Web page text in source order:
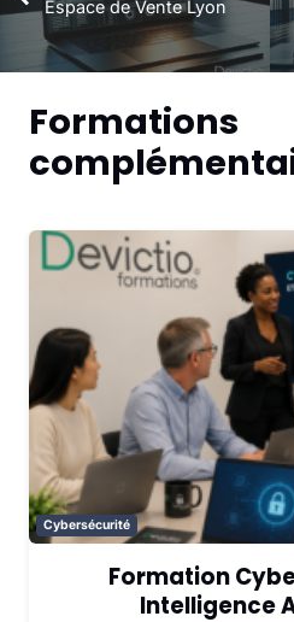
Espace de Vente Lyon
Formations
Cybersécurité
Formation
Intelligence